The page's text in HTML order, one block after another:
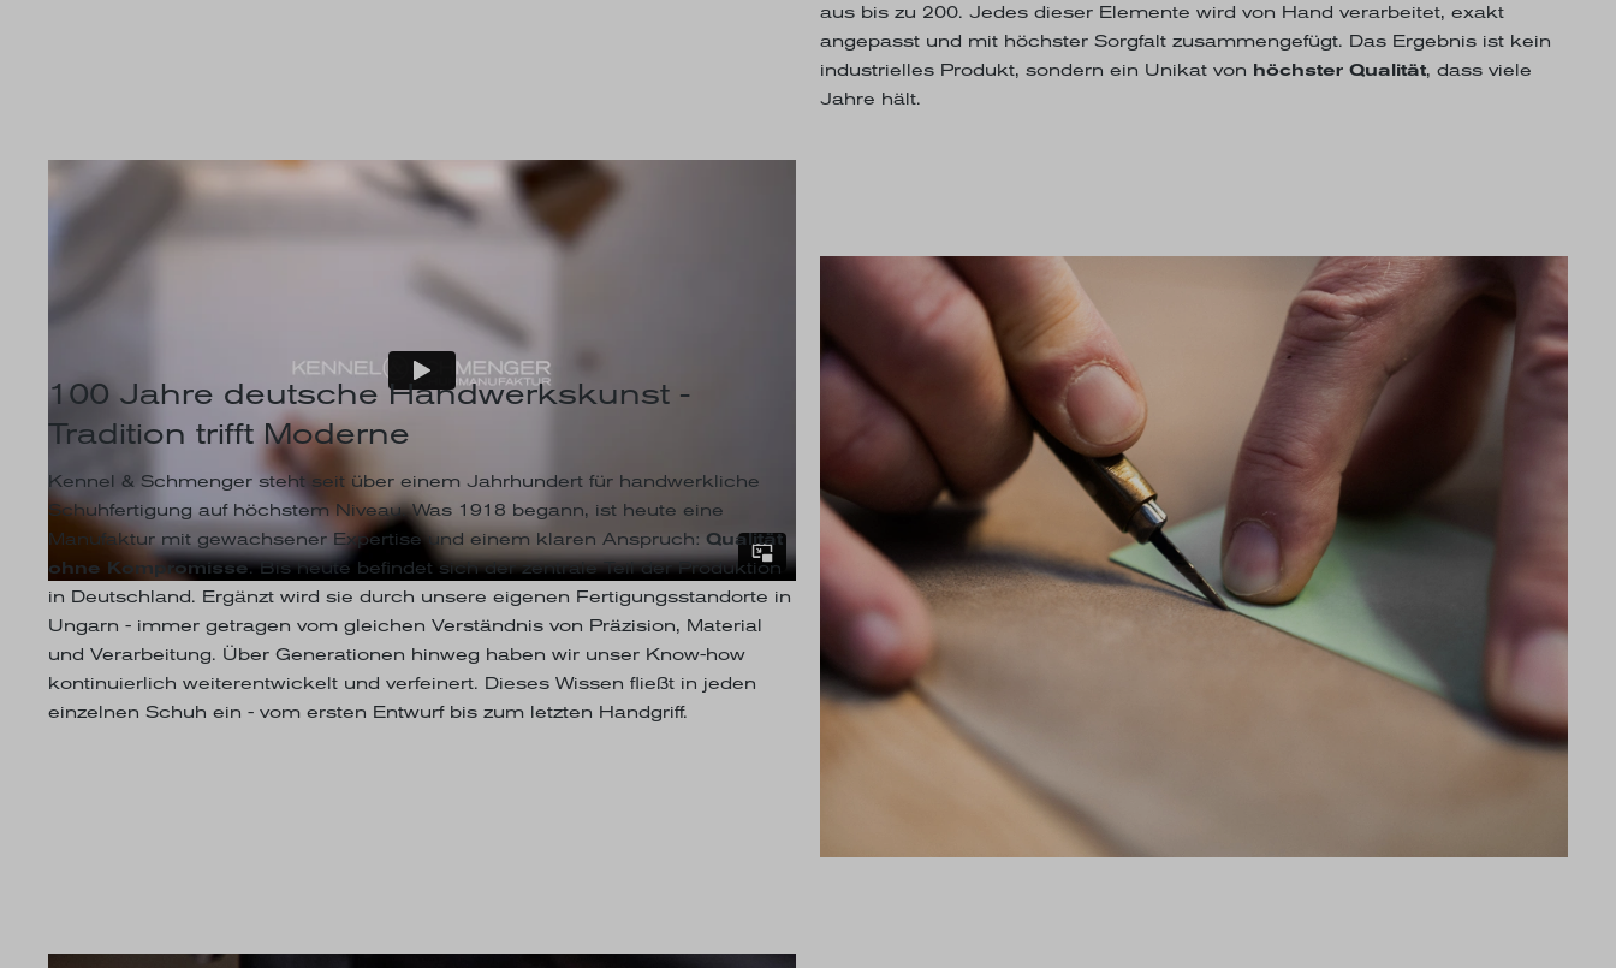
aus bis zu 200. Jedes dieser Elemente wird von Hand verarbeitet, exakt
angepasst und mit höchster Sorgfalt zusammengefügt. Das Ergebnis ist kein
industrielles Produkt, sondern ein Unikat von höchster Qualität, dass viele
Jahre hält.
100 Jahre deutsche Handwerkskunst -
Tradition trifft Moderne
Kennel & Schmenger steht seit über einem Jahrhundert für handwerkliche
Schuhfertigung auf höchstem Niveau. Was 1918 begann, ist heute eine
Manufaktur mit gewachsener Expertise und einem klaren Anspruch: Qualität
ohne Kompromisse. Bis heute befindet sich der zentrale Teil der Produktion
in Deutschland. Ergänzt wird sie durch unsere eigenen Fertigungsstandorte in
Ungarn - immer getragen vom gleichen Verständnis von Präzision, Material
und Verarbeitung. Über Generationen hinweg haben wir unser Know-how
kontinuierlich weiterentwickelt und verfeinert. Dieses Wissen fließt in jeden
einzelnen Schuh ein - vom ersten Entwurf bis zum letzten Handgriff.